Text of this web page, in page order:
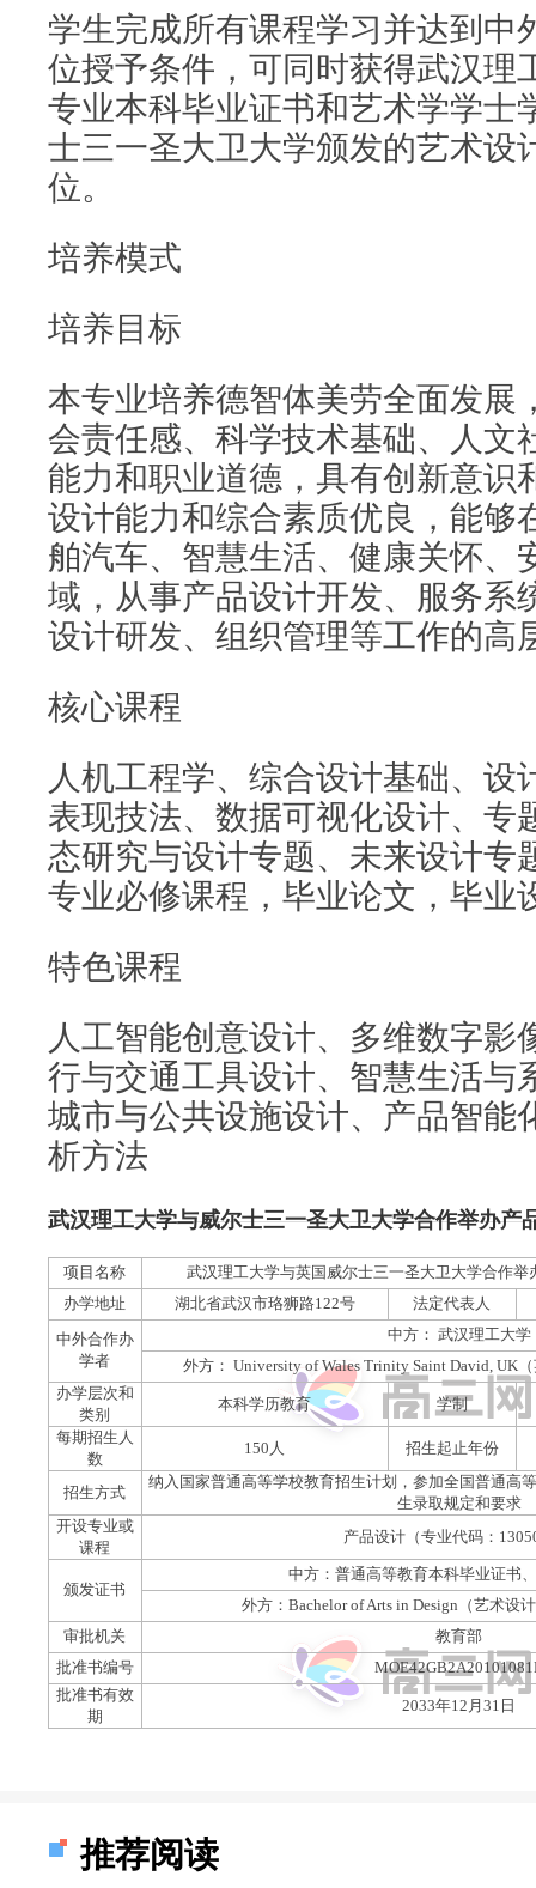
学生完成所有课程学习并达到中
位授予条件，可同时获得武汉理
专业本科毕业证书和艺术学学士
士三一圣大卫大学颁发的艺术设
位。
培养模式
培养目标
本专业培养德智体美劳全面发展
会责任感、科学技术基础、人文
能力和职业道德，具有创新意识
设计能力和综合素质优良，能够
舶汽车、智慧生活、健康关怀、
域，从事产品设计开发、服务系
设计研发、组织管理等工作的高
核心课程
人机工程学、综合设计基础、设
表现技法、数据可视化设计、专
态研究与设计专题、未来设计专
专业必修课程，毕业论文，毕业
特色课程
人工智能创意设计、多维数字影
行与交通工具设计、智慧生活与
城市与公共设施设计、产品智能
析方法
武汉理工大学与威尔士三一圣大卫大学合作举办产
项目名称
武汉理工大学与英国威尔士三一圣大卫大学合作
办学地址
湖北省武汉市珞狮路122号
法定代表人
中外合作办
学者
中方： 武汉理工大学
外方： University of Wales Trinity Saint David, UK
办学层次和
类别
本科学历教育
学制
每期招生人
数
150人 招生起止年份
招生方式
纳入国家普通高等学校教育招生计划，参加全国普通高
生录取规定和要求
开设专业或
课程
产品设计（专业代码：
颁发证书
中方：普通高等教育本科毕业证书
外方：Bachelor of Arts in Design（艺术设
审批机关
教育部
批准书编号
批准书有效
期
2033年12月31日
推荐阅读